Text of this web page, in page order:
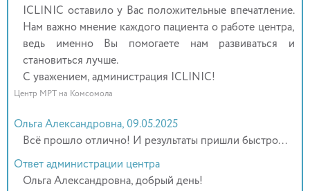
ICLINIC оставило у Вас положительные впечатление.
Нам важно мнение каждого пациента о работе центра,
ведь именно Вы помогаете нам развиваться и
становиться лучше.
С уважением, администрация ICLINIC!
Центр МРТ на Комсомола
Ольга Александровна, 09.05.2025
Всё прошло отлично! И результаты пришли быстро...
Ответ администрации центра
Ольга Александровна, добрый день!